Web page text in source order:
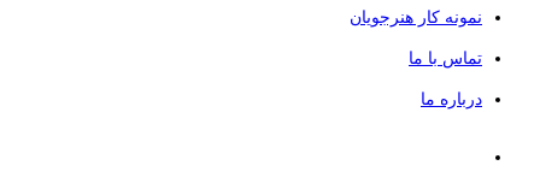
نمونه کار هنرجویان
تماس با ما
درباره ما